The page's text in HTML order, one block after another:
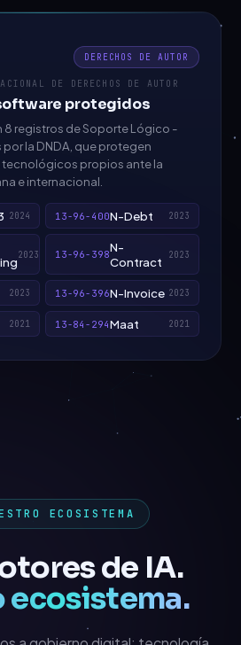
DERECHOS DE AUTOR
DE DERECHOS DE AUTOR
protegidos
8 registros de Soporte Lógico -
la DNDA, que protegen
propios ante la
e internacional.
2024 13-96-400N-Debt 2023
2023 13-96-398N-
Contract
2023
2023 13-96-396N-Invoice 2023
2021 13-84-294Maat 2021
ECOSISTEMA
de IA.
ecosistema.